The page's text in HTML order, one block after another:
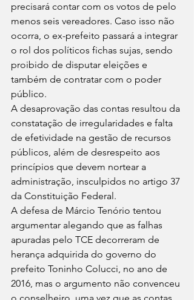
precisará contar com os votos de pelo
menos seis vereadores. Caso isso não
ocorra, o ex-prefeito passará a integrar
o rol dos políticos fichas sujas, sendo
proibido de disputar eleições e
também de contratar com o poder
público.
A desaprovação das contas resultou da
constatação de irregularidades e falta
de efetividade na gestão de recursos
públicos, além de desrespeito aos
princípios que devem nortear a
administração, insculpidos no artigo 37
da Constituição Federal.
A defesa de Márcio Tenório tentou
argumentar alegando que as falhas
apuradas pelo TCE decorreram de
herança adquirida do governo do
prefeito Toninho Colucci, no ano de
2016, mas o argumento não convenceu